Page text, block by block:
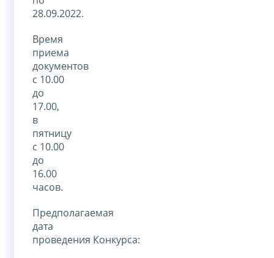
28.09.2022.
Время
приема
документов
с 10.00
до
17.00,
в
пятницу
с 10.00
до
16.00
часов.
Предполагаемая
дата
проведения Конкурса: